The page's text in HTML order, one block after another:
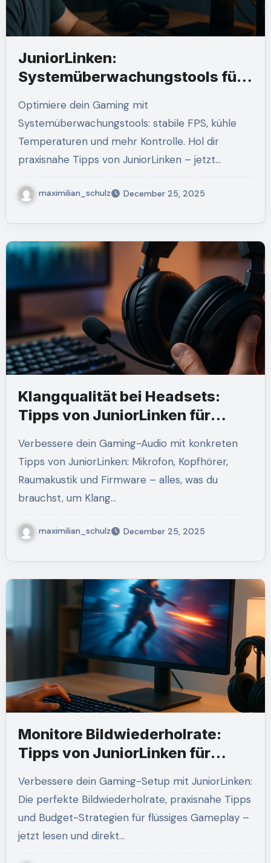
JuniorLinken:
Systemüberwachungstools für
Optimiere dein Gaming mit
Systemüberwachungstools: stabile FPS, kühle
Temperaturen und mehr Kontrolle. Hol dir
praxisnahe Tipps von JuniorLinken – jetzt…
maximilian_schulz December 25, 2025
Klangqualität bei Headsets:
Tipps von JuniorLinken für
Verbessere dein Gaming-Audio mit konkreten
Tipps von JuniorLinken: Mikrofon, Kopfhörer,
Raumakustik und Firmware – alles, was du
brauchst, um Klang…
maximilian_schulz December 25, 2025
Monitore Bildwiederholrate:
Tipps von JuniorLinken für
Verbessere dein Gaming-Setup mit JuniorLinken:
Die perfekte Bildwiederholrate, praxisnahe Tipps
und Budget-Strategien für flüssiges Gameplay –
jetzt lesen und direkt…